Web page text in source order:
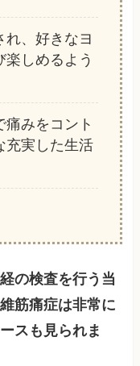
れ、好きなヨ
楽しめるよう
みをコント
充実した生活
の検査を行う当
筋痛症は非常に
スも見られま